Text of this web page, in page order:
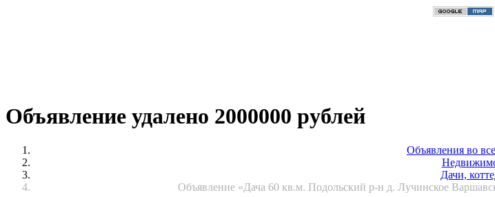
Объявление удалено 2000000 рублей
Объявления во
Дачи,
Объявление «Дача 60 кв.м. Подольский р-н д. Лучинское